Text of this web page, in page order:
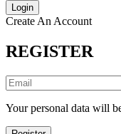
Create An Account
REGISTER
Your personal data will